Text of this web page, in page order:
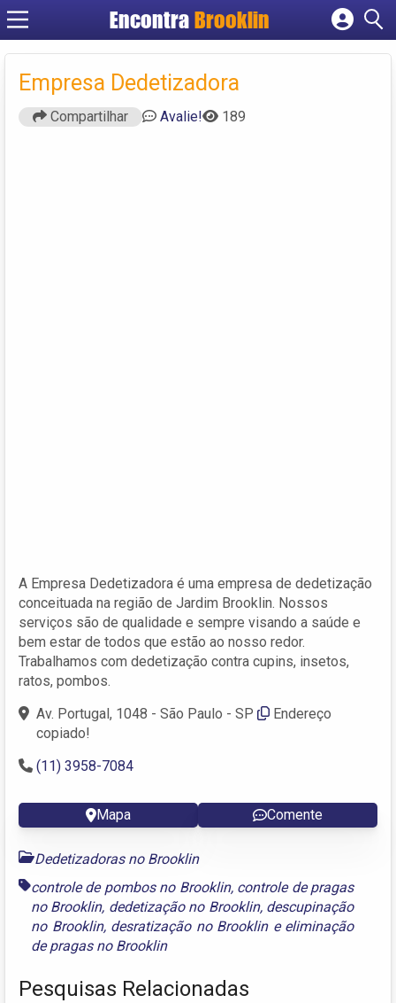
Encontra Brooklin
Cadastrar empresa
Criar conta
Empresa Dedetizadora
Compartilhar Avalie! 189
A Empresa Dedetizadora é uma empresa de dedetização
conceituada na região de Jardim Brooklin. Nossos
serviços são de qualidade e sempre visando a saúde e
bem estar de todos que estão ao nosso redor.
Trabalhamos com dedetização contra cupins, insetos,
ratos, pombos.
Av. Portugal, 1048 - São Paulo - SP
Endereço
copiado!
(11) 3958-7084
Mapa Comente
Dedetizadoras no Brooklin
controle de pombos no Brooklin, controle de pragas
no Brooklin, dedetização no Brooklin, descupinação
no Brooklin, desratização no Brookline eliminação
de pragas no Brooklin
Pesquisas Relacionadas